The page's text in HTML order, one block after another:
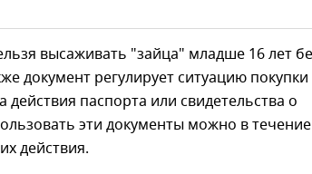
высаживать "зайца" младше 16 лет
документ регулирует ситуацию покупки
действия паспорта или свидетельства о
эти документы можно в
действия.